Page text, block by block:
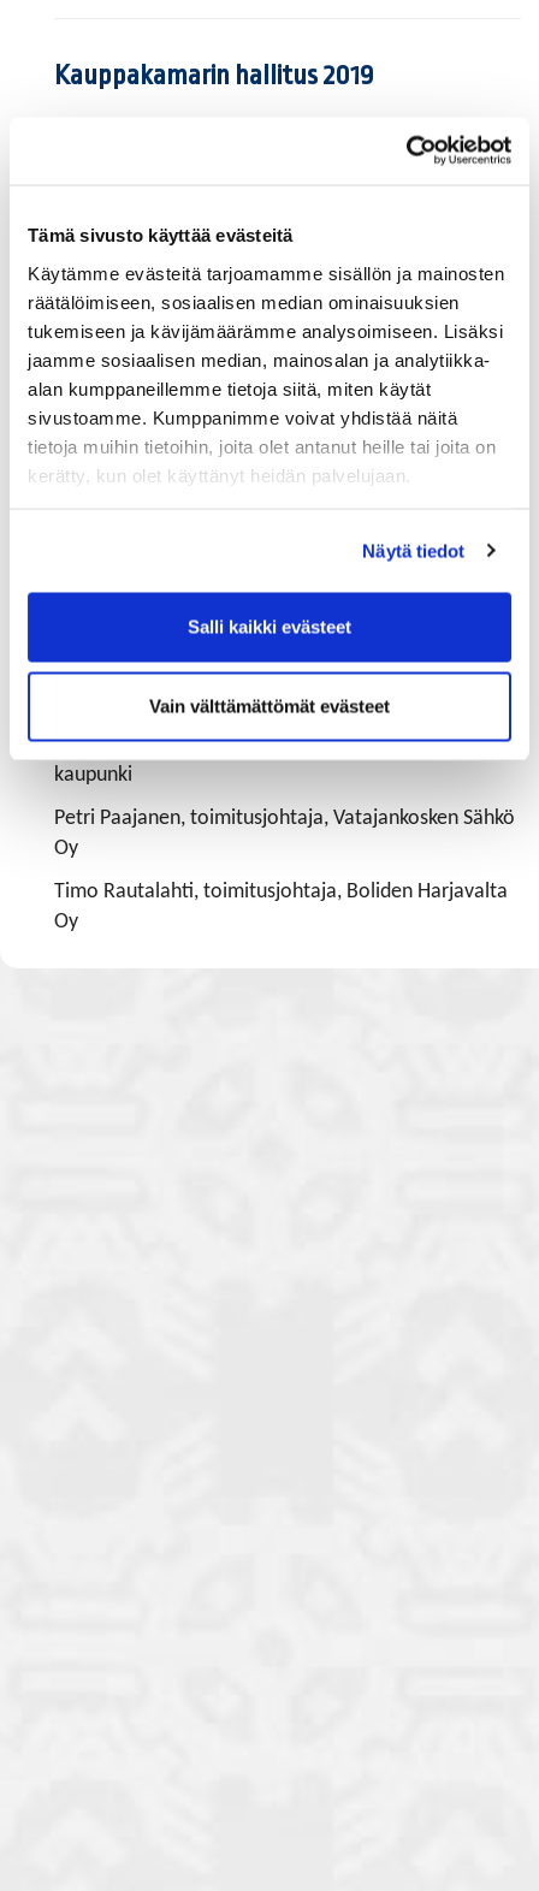
Tämä sivusto käyttää evästeitä
Käytämme evästeitä tarjoamamme sisällön ja mainosten
räätälöimiseen, sosiaalisen median ominaisuuksien
tukemiseen ja kävijämäärämme analysoimiseen. Lisäksi
jaamme sosiaalisen median, mainosalan ja analytiikka-
alan kumppaneillemme tietoja siitä, miten käytät
sivustoamme. Kumppanimme voivat yhdistää näitä
tietoja muihin tietoihin, joita olet antanut heille tai joita on
kerätty, kun olet käyttänyt heidän palvelujaan.
Näytä tiedot
Salli kaikki evästeet
Vain välttämättömät evästeet
Kauppakamarin hallitus 2019
Matti Ratsula, toimitusjohtaja, Antinasu & Ratsula Oy,
I varapuheenjohtaja
Pekka Saariluoma, toimitusjohtaja, RKW Finland Oy II
varapuheenjohtaja
Sari Mäkitalo, toimitusjohtaja, Telamurska Oy, lll
varapuheenjohtaja
Jäsenet
Juha Heljakka, toimitusjohtaja, Brand ID Oy
Matti Kiuru, toimitusjohtaja, Länsi-Suomen
Jari Multisilta, rehtori ja toimitusjohtaja, Satakunnan
ammattikorkeakoulu
Aino-Maija Luukkonen, kaupunginjohtaja, Porin
kaupunki
Petri Paajanen, toimitusjohtaja, Vatajankosken Sähkö
Oy
Timo Rautalahti, toimitusjohtaja, Boliden Harjavalta
Oy